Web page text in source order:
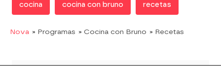
cocina cocina con bruno recetas
Nova » Programas » Cocina con Bruno » Recetas